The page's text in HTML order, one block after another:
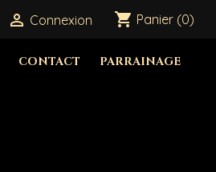
 Connexion shopping_cart Panier (0)
CONTACT PARRAINAGE